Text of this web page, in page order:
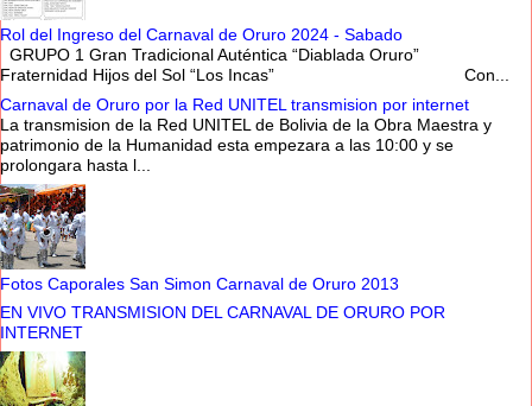
Rol del Ingreso del Carnaval de Oruro 2024 - Sabado
GRUPO 1 Gran Tradicional Auténtica “Diablada Oruro”
Fraternidad Hijos del Sol “Los Incas” Con...
Carnaval de Oruro por la Red UNITEL transmision por internet
La transmision de la Red UNITEL de Bolivia de la Obra Maestra y
patrimonio de la Humanidad esta empezara a las 10:00 y se
prolongara hasta l...
Fotos Caporales San Simon Carnaval de Oruro 2013
EN VIVO TRANSMISION DEL CARNAVAL DE ORURO POR
INTERNET